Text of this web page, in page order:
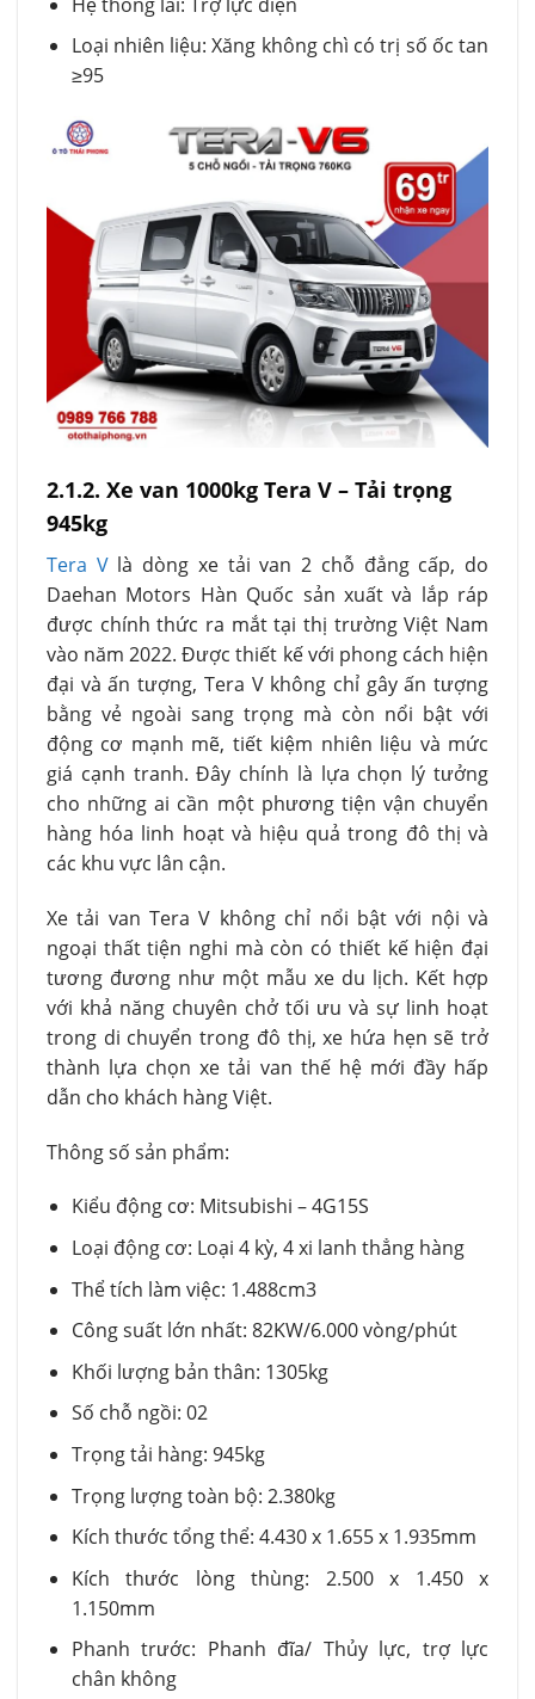
Loại nhiên liệu: Xăng không chì có trị số ốc tan
≥95
2.1.2. Xe van 1000kg Tera V – Tải trọng
945kg
Tera Vlà dòng xe tải van 2 chỗ đẳng cấp, do
Daehan Motors Hàn Quốc sản xuất và lắp ráp
được chính thức ra mắt tại thị trường Việt Nam
vào năm 2022. Được thiết kế với phong cách hiện
đại và ấn tượng, Tera V không chỉ gây ấn tượng
bằng vẻ ngoài sang trọng mà còn nổi bật với
động cơ mạnh mẽ, tiết kiệm nhiên liệu và mức
giá cạnh tranh. Đây chính là lựa chọn lý tưởng
cho những ai cần một phương tiện vận chuyển
hàng hóa linh hoạt và hiệu quả trong đô thị và
các khu vực lân cận.
Xe tải van Tera V không chỉ nổi bật với nội và
ngoại thất tiện nghi mà còn có thiết kế hiện đại
tương đương như một mẫu xe du lịch. Kết hợp
với khả năng chuyên chở tối ưu và sự linh hoạt
trong di chuyển trong đô thị, xe hứa hẹn sẽ trở
thành lựa chọn xe tải van thế hệ mới đầy hấp
dẫn cho khách hàng Việt.
Thông số sản phẩm:
Kiểu động cơ: Mitsubishi – 4G15S
Loại động cơ: Loại 4 kỳ, 4 xi lanh thẳng hàng
Thể tích làm việc: 1.488cm3
Công suất lớn nhất: 82KW/6.000 vòng/phút
Khối lượng bản thân: 1305kg
Số chỗ ngồi: 02
Trọng tải hàng: 945kg
Trọng lượng toàn bộ: 2.380kg
Kích thước tổng thể: 4.430 x 1.655 x 1.935mm
Kích thước lòng thùng: 2.500 x 1.450 x
1.150mm
Phanh trước: Phanh đĩa/ Thủy lực, trợ lực
chân không